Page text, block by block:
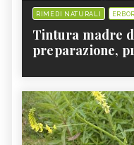
RIMEDI NATURALI
Tintura madre
preparazione,